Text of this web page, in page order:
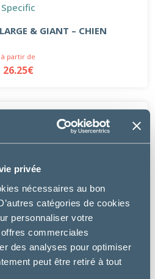
privée
nécessaires au bon
catégories de cookies
personnaliser votre
commerciales
des analyses pour optimiser
peut être retiré à tout
Specific
& GIANT – CHIEN
à partir de
26.25€